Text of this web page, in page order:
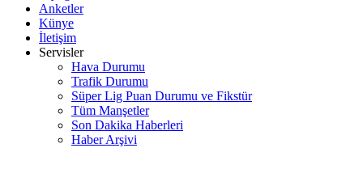
Anketler
Künye
İletişim
Servisler
Hava Durumu
Trafik Durumu
Süper Lig Puan Durumu ve Fikstür
Tüm Manşetler
Son Dakika Haberleri
Haber Arşivi